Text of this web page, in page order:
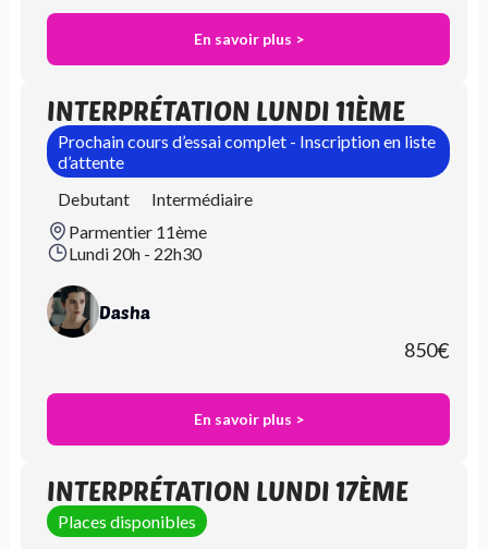
En savoir plus >
INTERPRÉTATION LUNDI 11ÈME
Prochain cours d’essai complet - Inscription en liste
d’attente
Debutant
Intermédiaire
Parmentier 11ème
Lundi 20h - 22h30
Dasha
850€
En savoir plus >
INTERPRÉTATION LUNDI 17ÈME
Places disponibles